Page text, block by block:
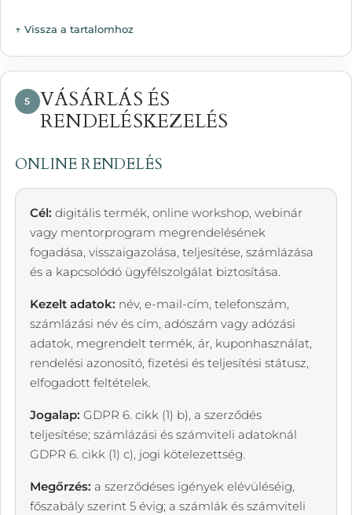
↑ Vissza a tartalomhoz
5
VÁSÁRLÁS ÉS
RENDELÉSKEZELÉS
ONLINE RENDELÉS
Cél: digitális termék, online workshop, webinár
vagy mentorprogram megrendelésének
fogadása, visszaigazolása, teljesítése, számlázása
és a kapcsolódó ügyfélszolgálat biztosítása.
Kezelt adatok: név, e-mail-cím, telefonszám,
számlázási név és cím, adószám vagy adózási
adatok, megrendelt termék, ár, kuponhasználat,
rendelési azonosító, fizetési és teljesítési státusz,
elfogadott feltételek.
Jogalap: GDPR 6. cikk (1) b), a szerződés
teljesítése; számlázási és számviteli adatoknál
GDPR 6. cikk (1) c), jogi kötelezettség.
Megőrzés: a szerződéses igények elévüléséig,
főszabály szerint 5 évig; a számlák és számviteli